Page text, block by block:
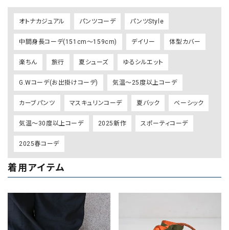
オトナカジュアル パンツコーデ パンツStyle
中間身長コーデ(151cm～159cm) デイリー 体型カバー
楽ちん 旅行 夏シューズ ゆるシルエット
G.Wコーデ(お出掛けコーデ) 気温～25度以上コーデ
カーブパンツ マスキュリンコーデ 夏バック ベーシック
気温～30度以上コーデ 2025新作 スポーティコーデ
2025春コーデ
着用アイテム